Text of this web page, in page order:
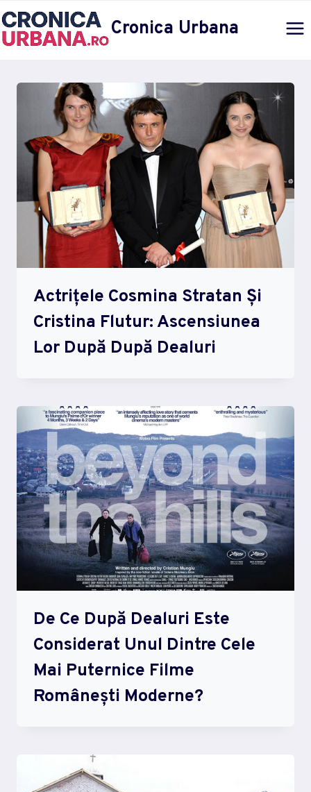
Skip
to
content
Cronica Urbana
Actrițele Cosmina Stratan Și
Cristina Flutur: Ascensiunea
Lor După După Dealuri
De Ce După Dealuri Este
Considerat Unul Dintre Cele
Mai Puternice Filme
Românești Moderne?